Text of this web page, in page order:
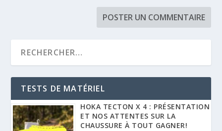
TESTS DE MATÉRIEL
HOKA TECTON X 4 : PRÉSENTATION
ET NOS ATTENTES SUR LA
CHAUSSURE À TOUT GAGNER!